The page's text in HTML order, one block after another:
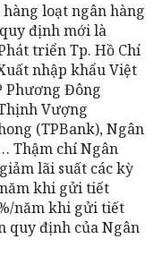
loạt ngân hàng
định mới là
triển Tp. Hồ Chí
nhập khẩu Việt
Phương Đông
Vượng
(TPBank), Ngân
Thậm chí Ngân
lãi suất các kỳ
khi gửi tiết
năm khi gửi tiết
quy định của Ngân